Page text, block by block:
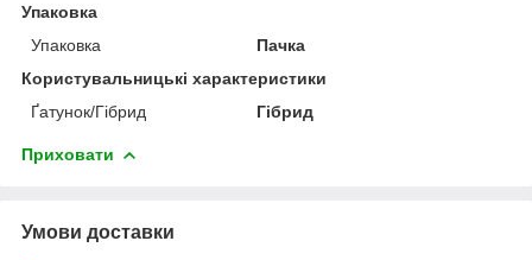
Упаковка
Упаковка
Пачка
Користувальницькі характеристики
Ґатунок/Гібрид
Гібрид
Приховати
Умови доставки